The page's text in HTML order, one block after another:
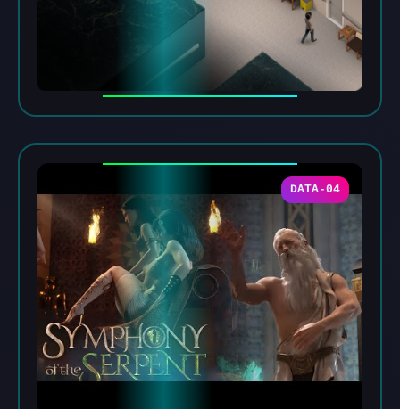
DATA-04